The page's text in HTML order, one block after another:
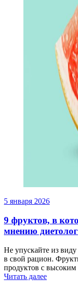
5 января 2026
9 фруктов, в
мнению
Не упускайте из
в свой рацион.
продуктов с
Читать далее